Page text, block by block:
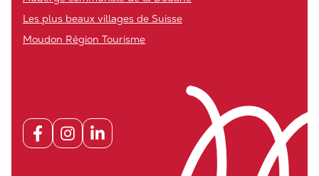
Les plus beaux villages de Suisse
Moudon Région Tourisme